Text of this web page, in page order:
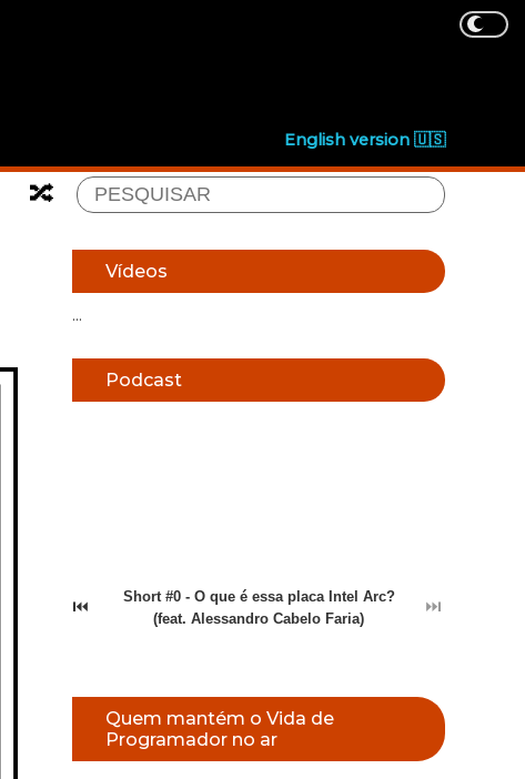
English version 🇺🇸
🔀
Vídeos
...
Podcast
⏮
Short #0 - O que é essa placa Intel Arc?
(feat. Alessandro Cabelo Faria)
⏭
Quem mantém o Vida de
Programador no ar